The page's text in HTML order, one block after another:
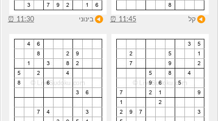
קל 11:45
⏰ בינוני 11:30
⏰